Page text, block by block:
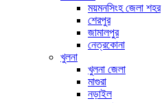
ময়মনসিংহ জেলা শহর
শেরপুর
জামালপুর
নেত্রকোনা
খুলনা
খুলনা জেলা
মাগুরা
নড়াইল